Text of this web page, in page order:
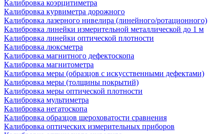
Калибровка коэрцитиметра
Калибровка курвиметра дорожного
Калибровка лазерного нивелира (линейного/ротационного)
Калибровка линейки измерительной металлической до 1 м
Калибровка линейки оптической плотности
Калибровка люксметра
Калибровка магнитного дефектоскопа
Калибровка магнитометра
Калибровка меры (образцов с искусственными дефектами)
Калибровка меры (толщины покрытий)
Калибровка меры оптической плотности
Калибровка мультиметра
Калибровка негатоскопа
Калибровка образцов шероховатости сравнения
Калибровка оптических измерительных приборов